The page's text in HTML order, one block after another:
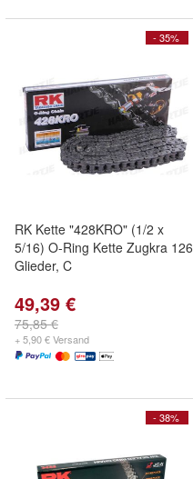
- 35%
RK Kette "428KRO" (1/2 x
5/16) O-Ring Kette Zugkra 126
Glieder, C
49,39 €
75,85 €
+ 5,90 € Versand
- 38%